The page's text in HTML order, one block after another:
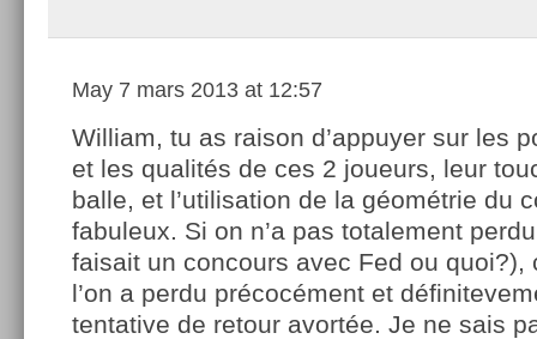
May 7 mars 2013 at 12:57
William, tu as raison d’appuyer sur les
et les qualités de ces 2 joueurs, leur
balle, et l’utilisation de la géométrie du
fabuleux. Si on n’a pas totalement
faisait un concours avec Fed ou quoi?),
l’on a perdu précocément et
tentative de retour avortée. Je ne sais